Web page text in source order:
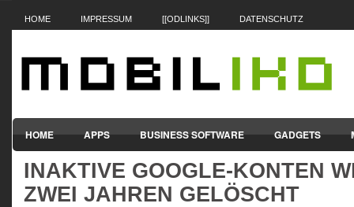
HOME IMPRESSUM [[ODLINKS]] DATENSCHUTZ
HOME APPS BUSINESS SOFTWARE GADGETS
SMARTPHONES & HANDYS TABLET-PCS VERTRÄGE &
INAKTIVE GOOGLE-KONTEN
ZWEI JAHREN GELÖSCHT